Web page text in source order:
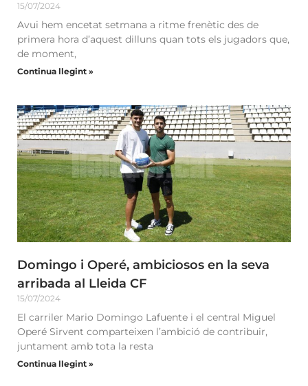
15/07/2024
Avui hem encetat setmana a ritme frenètic des de
primera hora d’aquest dilluns quan tots els jugadors que,
de moment,
Continua llegint »
Domingo i Operé, ambiciosos en la seva
arribada al Lleida CF
15/07/2024
El carriler Mario Domingo Lafuente i el central Miguel
Operé Sirvent comparteixen l’ambició de contribuir,
juntament amb tota la resta
Continua llegint »